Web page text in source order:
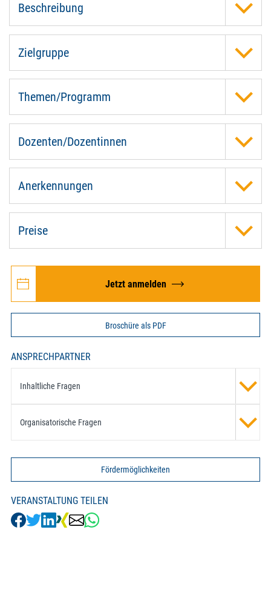
Beschreibung
Zielgruppe
Themen/Programm
Dozenten/Dozentinnen
Anerkennungen
Preise
Jetzt anmelden
Broschüre als PDF
ANSPRECHPARTNER
Inhaltliche Fragen
Organisatorische Fragen
Fördermöglichkeiten
VERANSTALTUNG TEILEN